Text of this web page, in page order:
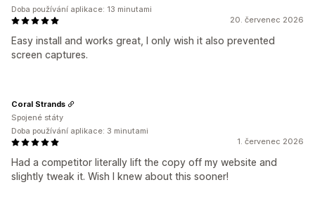
20. červenec 2026
Easy install and works great, I only wish it also prevented
screen captures.
Doba používání aplikace: 13 minutami
1. červenec 2026
Had a competitor literally lift the copy off my website and
slightly tweak it. Wish I knew about this sooner!
Coral Strands
Spojené státy
Doba používání aplikace: 3 minutami